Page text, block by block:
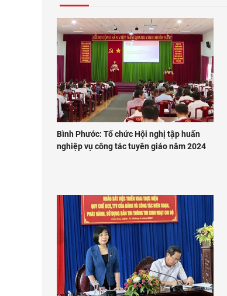
Bình Phước: Tổ chức Hội nghị tập huấn
nghiệp vụ công tác tuyên giáo năm 2024